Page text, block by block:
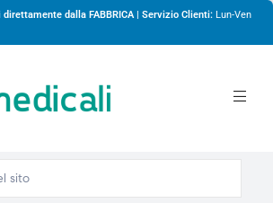
dalla FABBRICA | Servizio Clienti: Lun-Ven